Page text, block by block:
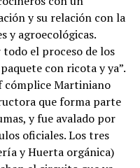
con un
y su relación con la
y agroecológicas.
todo el proceso de los
con ricota y ya”.
cómplice Martiniano
que forma parte
y fue avalado por
oficiales. Los tres
y Huerta orgánica)